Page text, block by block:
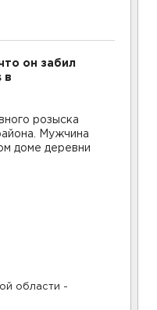
он забил
в
розыска
Мужчина
доме деревни
области -